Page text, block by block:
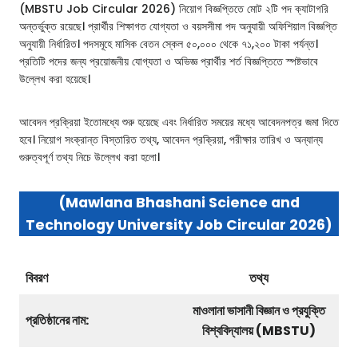
(MBSTU Job Circular 2026) নিয়োগ বিজ্ঞপ্তিতে মোট ২টি পদ ক্যাটাগরি
অন্তর্ভুক্ত রয়েছে। প্রার্থীর শিক্ষাগত যোগ্যতা ও বয়সসীমা পদ অনুযায়ী অফিশিয়াল বিজ্ঞপ্তি
অনুযায়ী নির্ধারিত। পদসমূহে মাসিক বেতন স্কেল ৫০,০০০ থেকে ৭১,২০০ টাকা পর্যন্ত।
প্রতিটি পদের জন্য প্রয়োজনীয় যোগ্যতা ও অভিজ্ঞ প্রার্থীর শর্ত বিজ্ঞপ্তিতে স্পষ্টভাবে
উল্লেখ করা হয়েছে।
আবেদন প্রক্রিয়া ইতোমধ্যে শুরু হয়েছে এবং নির্ধারিত সময়ের মধ্যে আবেদনপত্র জমা দিতে
হবে। নিয়োগ সংক্রান্ত বিস্তারিত তথ্য, আবেদন প্রক্রিয়া, পরীক্ষার তারিখ ও অন্যান্য
গুরুত্বপূর্ণ তথ্য নিচে উল্লেখ করা হলো।
(Mawlana Bhashani Science and
Technology University Job Circular 2026)
বিবরণ তথ্য
প্রতিষ্ঠানের নাম:
মাওলানা ভাসানী বিজ্ঞান ও প্রযুক্তি
বিশ্ববিদ্যালয় (MBSTU)